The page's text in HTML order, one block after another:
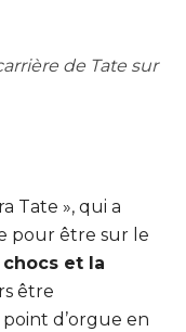
de Tate sur
Tate », qui a
pour être sur le
chocs et la
être
d’orgue en